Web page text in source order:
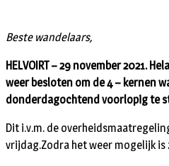
Beste wandelaars,
HELVOIRT – 29 november 2021.
weer besloten om de 4 – kernen
donderdagochtend voorlopig te
Dit i.v.m. de
vrijdag.Zodra het weer mogelijk